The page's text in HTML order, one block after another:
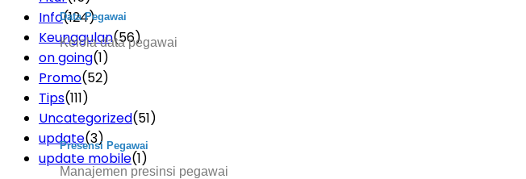
Data Pegawai
Kelola data pegawai
Presensi Pegawai
Manajemen presinsi pegawai
Info(124)
Keunggulan(56)
on going(1)
Promo(52)
Tips(111)
Uncategorized(51)
update(3)
update mobile(1)